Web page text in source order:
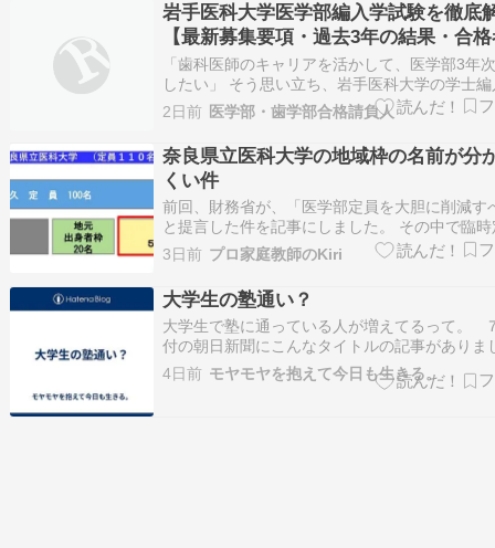
岩手医科大学医学部編入学試験を徹底
【最新募集要項・過去3年の結果・合
実態】
「歯科医師のキャリアを活かして、医学部3年
したい」 そう思い立ち、岩手医科大学の学士
べ始めたものの、ネット上の噂や情報の少なさ
を感じていませんか？ 「岩手医科の歯学部出
遇されているのでは？」 「歯学部で学んだ知
で、一次試験の学科や小論文を突破で…
2日前 医学部・歯学部合格請負人
奈良県立医科大学の地域枠の名前が分
くい件
前回、財務省が、「医学部定員を大胆に削減す
と提言した件を記事にしました。 その中で臨
話書き、奈良県立医科大学の例を紹介しました
流れで今回は、奈良県立医科大学の地域枠の名
ても分かりにくいという話を書きたいと思いま
良県立医科大学は、一般枠（前期，…
3日前 プロ家庭教師のKiri
大学生の塾通い？
大学生で塾に通っている人が増えてるって。
付の朝日新聞にこんなタイトルの記事があり
「難関大 入ってから難題」 大学に入学しても
ついていけないから、塾に通うっていうこと
4日前 モヤモヤを抱えて今日も生きる。